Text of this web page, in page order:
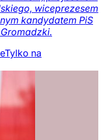
wiceprezesem
kandydatem PiS
Tylko na